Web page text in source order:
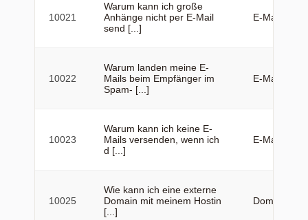
10021
Warum kann ich große
Anhänge nicht per E-Mail
send [...]
E-Mail
10022
Warum landen meine E-
Mails beim Empfänger im
Spam- [...]
E-Mail
10023
Warum kann ich keine E-
Mails versenden, wenn ich
d [...]
E-Mail
10025
Wie kann ich eine externe
Domain mit meinem Hostin
[...]
Domains